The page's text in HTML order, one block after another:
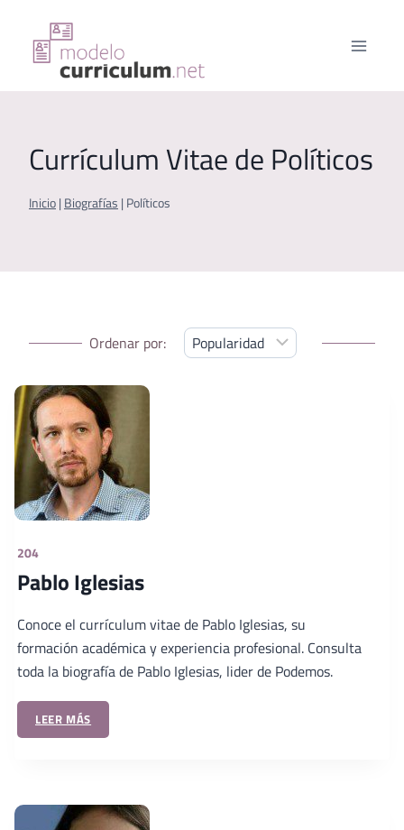
contenido
Currículum Vitae de Políticos
Inicio | Biografías | Políticos
Ordenar por:
204
Pablo Iglesias
Conoce el currículum vitae de Pablo Iglesias, su
formación académica y experiencia profesional. Consulta
toda la biografía de Pablo Iglesias, lider de Podemos.
LEER MÁS